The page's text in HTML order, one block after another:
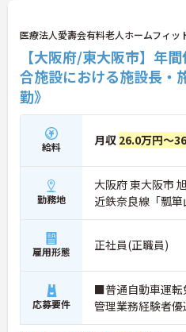
医療法人愛壽会有料老人ホームフィッ
【大阪府/東大阪市】年
合施設における施設長・
勤》
給料 月収 26.0万円～
勤務地
大阪府 東大阪市
近鉄奈良線「瓢
雇用形態 正社員(正職員)
応募要件
■普通自動車運
管理業務経験者優